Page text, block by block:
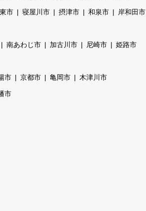
市 寝屋川市 摂津市 和泉市 岸和田市
南あわじ市 加古川市 尼崎市 姫路市
市 京都市 亀岡市 木津川市
市